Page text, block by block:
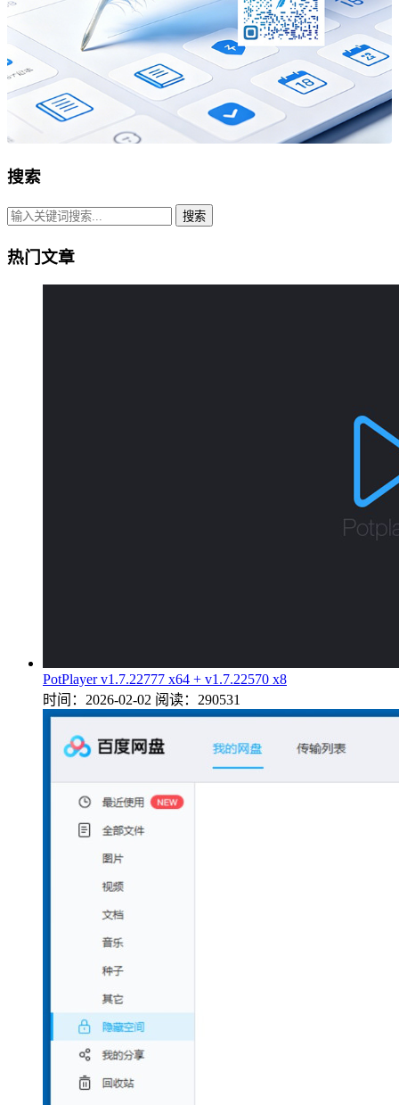
搜索
搜索
热门文章
PotPlayer v1.7.22777 x64 + v1.7.22570 x8
时间：2026-02-02 阅读：290531